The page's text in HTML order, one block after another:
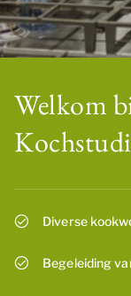
Welkom
Diverse
Begeleiding